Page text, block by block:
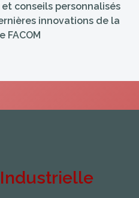
innovations de la
FACOM